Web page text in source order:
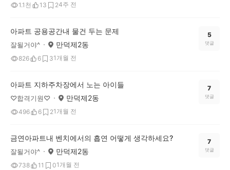
1.1천 13 24주 전
아파트 공용공간내 물건 두는 문제
잘될거야^ 만덕제2동
826 6 31개월 전
5
댓글
아파트 지하주차장에서 노는 아이들
♡합격기원♡ 만덕제2동
496 6 21개월 전
7
댓글
금연아파트내 벤치에서의 흡연 어떻게 생각하세요?
잘될거야^ 만덕제2동
738 11 01개월 전
7
댓글